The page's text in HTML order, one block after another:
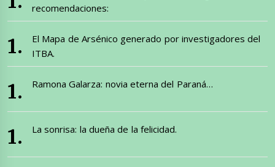
recomendaciones:
El Mapa de Arsénico generado por investigadores del
ITBA.
Ramona Galarza: novia eterna del Paraná…
La sonrisa: la dueña de la felicidad.